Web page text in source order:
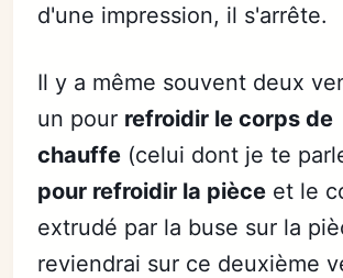
d'une impression, il s'arrête.
Il y a même souvent deux
un pour refroidir le corps de
chauffe (celui dont je te
pour refroidir la pièce et le
extrudé par la buse sur la
reviendrai sur ce deuxième